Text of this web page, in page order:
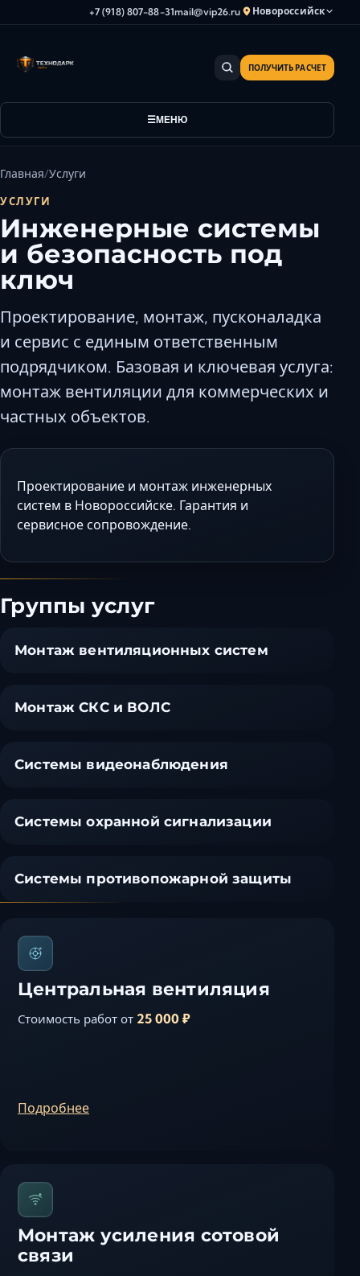
+7 (918) 807-88-31mail@vip26.ru Новороссийск
Анапа
Владикавказ
Геленджик
Грозный
Камышин
Каспийск
Керчь
Кисловодск
Махачкала
Нальчик
Севастополь
Шахты
МЕНЮ
ПОЛУЧИТЬ РАСЧЕТ
Главная Услуги
УСЛУГИ
Инженерные системы
и безопасность под
ключ
Проектирование, монтаж, пусконаладка
и сервис с единым ответственным
подрядчиком. Базовая и ключевая услуга:
монтаж вентиляции для коммерческих и
частных объектов.
Проектирование и монтаж инженерных
систем в Новороссийске. Гарантия и
сервисное сопровождение.
Группы услуг
Монтаж вентиляционных систем
Монтаж СКС и ВОЛС
Системы видеонаблюдения
Системы охранной сигнализации
Системы противопожарной защиты
Центральная вентиляция
Стоимость работ от 25 000 ₽
Подробнее
Монтаж усиления сотовой
связи